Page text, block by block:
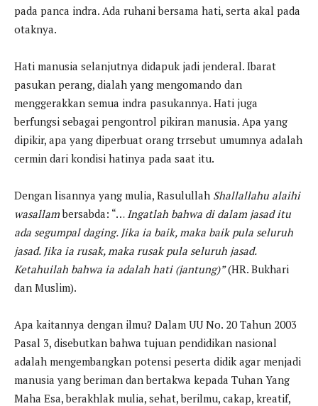
pada panca indra. Ada ruhani bersama hati, serta akal pada
otaknya.
Hati manusia selanjutnya didapuk jadi jenderal. Ibarat
pasukan perang, dialah yang mengomando dan
menggerakkan semua indra pasukannya. Hati juga
berfungsi sebagai pengontrol pikiran manusia. Apa yang
dipikir, apa yang diperbuat orang trrsebut umumnya adalah
cermin dari kondisi hatinya pada saat itu.
Dengan lisannya yang mulia, Rasulullah Shallallahu alaihi
wasallambersabda: “… Ingatlah bahwa di dalam jasad itu
ada segumpal daging. Jika ia baik, maka baik pula seluruh
jasad. Jika ia rusak, maka rusak pula seluruh jasad.
Ketahuilah bahwa ia adalah hati (jantung)”(HR. Bukhari
dan Muslim).
Apa kaitannya dengan ilmu? Dalam UU No. 20 Tahun 2003
Pasal 3, disebutkan bahwa tujuan pendidikan nasional
adalah mengembangkan potensi peserta didik agar menjadi
manusia yang beriman dan bertakwa kepada Tuhan Yang
Maha Esa, berakhlak mulia, sehat, berilmu, cakap, kreatif,